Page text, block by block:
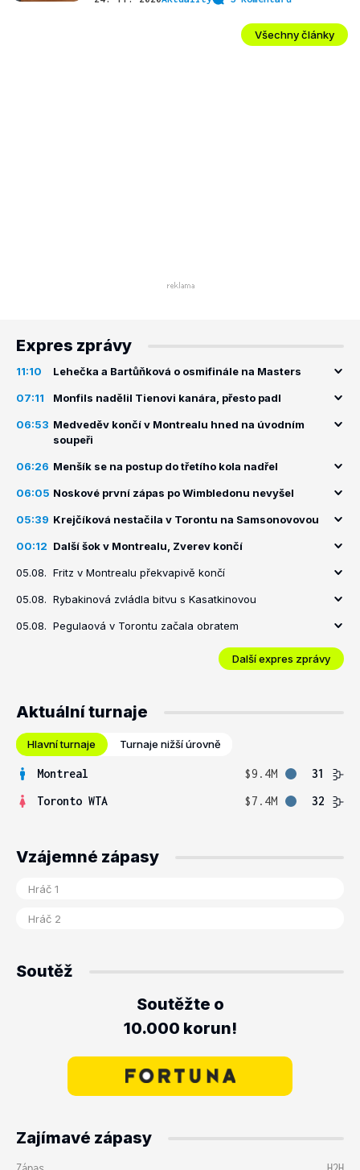
Všechny články
Expres zprávy
11:10 Lehečka a Bartůňková o osmifinále na Masters
07:11 Monfils nadělil Tienovi kanára, přesto padl
06:53 Medveděv končí v Montrealu hned na úvodním
soupeři
06:26 Menšík se na postup do třetího kola nadřel
06:05 Noskové první zápas po Wimbledonu nevyšel
05:39 Krejčíková nestačila v Torontu na Samsonovovou
00:12 Další šok v Montrealu, Zverev končí
05.08. Fritz v Montrealu překvapivě končí
05.08. Rybakinová zvládla bitvu s Kasatkinovou
05.08. Pegulaová v Torontu začala obratem
Další expres zprávy
Aktuální turnaje
Hlavní turnaje Turnaje nižší úrovně
Montreal $9.4M
31
Toronto WTA
$7.4M 32
Vzájemné zápasy
Soutěž
Soutěžte o
10.000 korun!
Zajímavé zápasy